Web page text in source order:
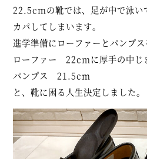
22.5cmの靴では、足が中で泳い
カパしてしまいます。
進学準備にローファーとパンプ
ローファー 22cmに厚手の中じ
パンプス 21.5cm
と、靴に困る人生決定しました。